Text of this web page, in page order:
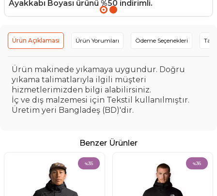
Ayakkabı Boyası ürünü %50 indirimli.
Ürün Açıklaması Ürün Yorumları Ödeme Seçenekleri
Ürün makinede yıkamaya uygundur. Doğru
yıkama talimatlarıyla ilgili müşteri
hizmetlerimizden bilgi alabilirsiniz.
İç ve dış malzemesi için Tekstil kullanılmıştır.
Üretim yeri Bangladeş (BD)'dir.
Benzer Ürünler
%35 %36